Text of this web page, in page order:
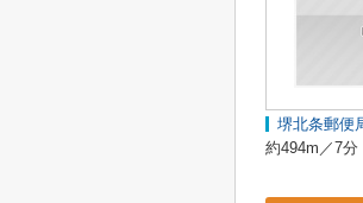
堺北条郵便
約494m／7分